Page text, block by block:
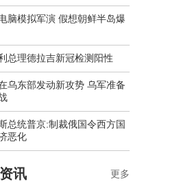
脑模拟军演 假想朝鲜半岛爆
总理德拉吉新冠检测阳性
乌东部发动新攻势 乌军准备
总统普京:制裁俄国令西方国
恶化
讯 更多